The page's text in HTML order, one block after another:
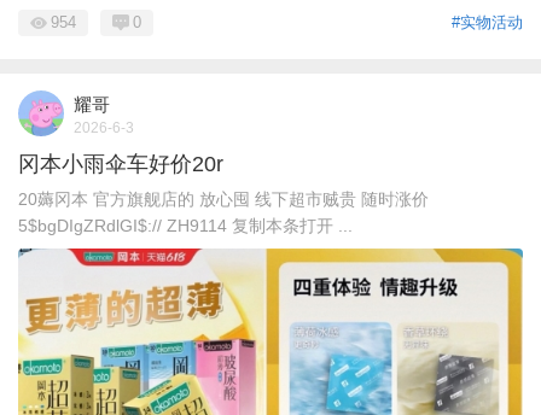
#实物活动
954 0
耀哥
2026-6-3
冈本小雨伞车好价20r
20薅冈本 官方旗舰店的 放心囤 线下超市贼贵 随时涨价
5$bgDIgZRdlGI$:// ZH9114 复制本条打开 ...